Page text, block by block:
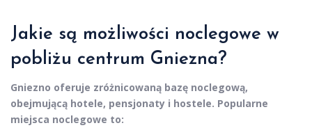
Jakie są możliwości noclegowe w
pobliżu centrum Gniezna?
Gniezno oferuje zróżnicowaną bazę noclegową,
obejmującą hotele, pensjonaty i hostele. Popularne
miejsca noclegowe to: